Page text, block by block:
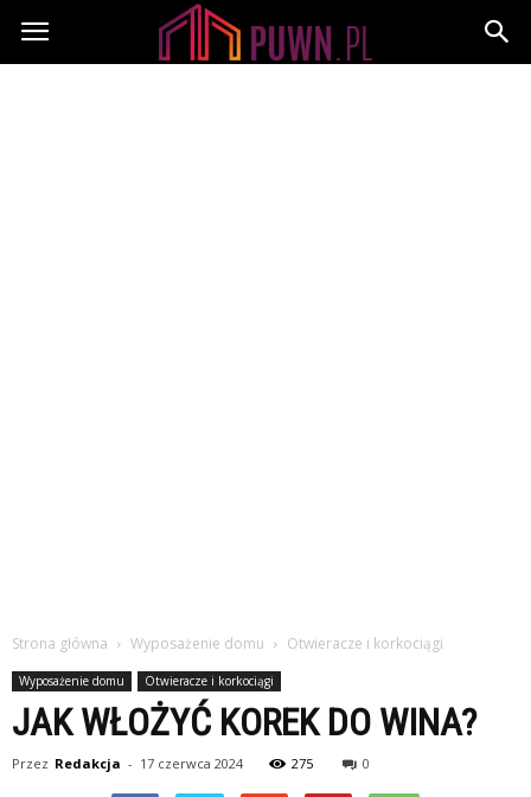
PUWN.pl
Strona główna Wyposażenie domu Otwieracze i korkociągi
Wyposażenie domu Otwieracze i korkociągi
JAK WŁOŻYĆ KOREK DO WINA?
Przez Redakcja - 17 czerwca 2024 275 0